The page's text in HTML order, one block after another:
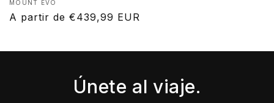
Proveedor:
MOUNT EVO
Precio
A partir de €439,99 EUR
Únete al viaje.